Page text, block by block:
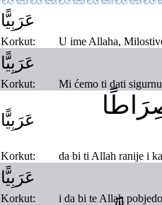
عَرَبِيًّا
Korkut: U ime Allaha,
عَرَبِيًّا
Korkut: Mi ćemo ti dati
عَرَبِيًّا
Korkut: da bi ti Allah ranije i
عَرَبِيًّا
Korkut: i da bi te Allah